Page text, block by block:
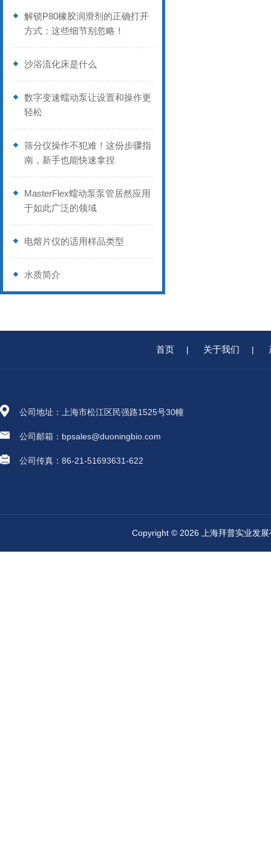
解锁P80橡胶润滑剂的正确打开
方式：这些细节别忽略！
沙浴流化床是什么
数字变速蠕动泵让设置和操作更
轻松
筛分仪操作不犯难！这份步骤指
南，新手也能快速拿捏
MasterFlex蠕动泵泵管居然应用
于如此广泛的领域
电熔片仪的适用样品类型
水质简介
首页 | 关于我们 |
公司地址：上海市松江区民强路1525号30幢
公司邮箱：bpsales@duoningbio.com
公司传真：86-21-51693631-622
Copyright © 2026 上海拜普实业发